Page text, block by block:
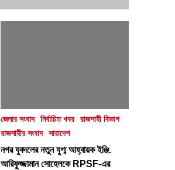
জেলার সংবাদ নির্বাচিত খবর
রাজশাহী বিভাগ
রাজশাহীর সংবাদ
সারাদেশ
নগর যুবদলের নতুন যুগ্ম আহ্বায়ক ইঞ্জি.
আরিফুজ্জামান সোহেলকে RPSF-এর